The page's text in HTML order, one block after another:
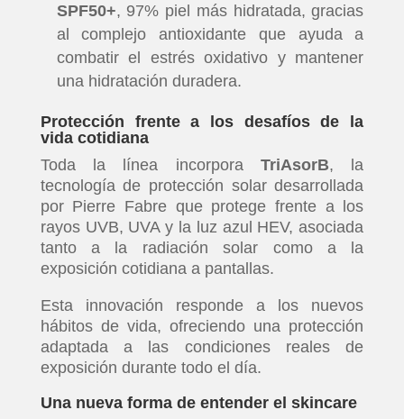
SPF50+, 97% piel más hidratada, gracias
al complejo antioxidante que ayuda a
combatir el estrés oxidativo y mantener
una hidratación duradera.
Protección frente a los desafíos de la
vida cotidiana
Toda la línea incorpora TriAsorB, la
tecnología de protección solar desarrollada
por Pierre Fabre que protege frente a los
rayos UVB, UVA y la luz azul HEV, asociada
tanto a la radiación solar como a la
exposición cotidiana a pantallas.
Esta innovación responde a los nuevos
hábitos de vida, ofreciendo una protección
adaptada a las condiciones reales de
exposición durante todo el día.
Una nueva forma de entender el skincare